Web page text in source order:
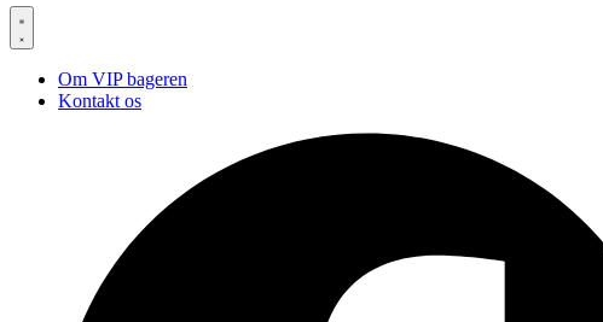
Om VIP bageren
Kontakt os